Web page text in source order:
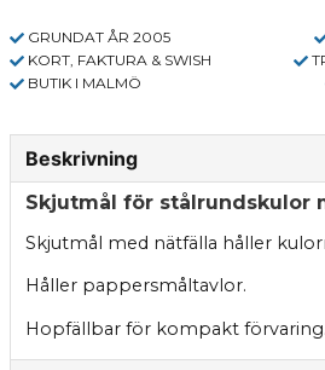
GRUNDAT ÅR 2005
KORT, FAKTURA & SWISH
BUTIK I MALMÖ
Beskrivning
Skjutmål för stålrundskulor
Skjutmål med nätfälla håller
Håller pappersmåltavlor.
Hopfällbar för kompakt förvaring.